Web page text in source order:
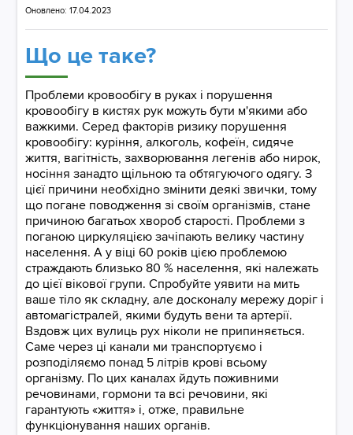
Оновлено: 17.04.2023
Що це таке?
Проблеми кровообігу в руках і порушення
кровообігу в кистях рук можуть бути м'якими або
важкими. Серед факторів ризику порушення
кровообігу: куріння, алкоголь, кофеїн, сидяче
життя, вагітність, захворювання легенів або нирок,
носіння занадто щільною та обтягуючого одягу. З
цієї причини необхідно змінити деякі звички, тому
що погане поводження зі своїм організмів, стане
причиною багатьох хвороб старості. Проблеми з
поганою циркуляцією зачіпають велику частину
населення. А у віці 60 років цією проблемою
страждають близько 80 % населення, які належать
до цієї вікової групи. Спробуйте уявити на мить
ваше тіло як складну, але досконалу мережу доріг і
автомагістралей, якими будуть вени та артерії.
Вздовж цих вулиць рух ніколи не припиняється.
Саме через ці канали ми транспортуємо і
розподіляємо понад 5 літрів крові всьому
організму. По цих каналах йдуть поживними
речовинами, гормони та всі речовини, які
гарантують «життя» і, отже, правильне
функціонування наших органів.